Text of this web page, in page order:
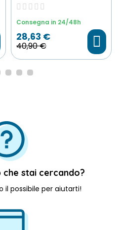
Consegna in 24/48h
40,90 €
28,63 €
stai cercando?
possibile per aiutarti!